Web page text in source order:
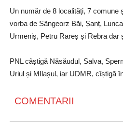
Un număr de 8 localități, 7 comune
vorba de Sângeorz Băi, Șanț,
Urmeniș, Petru Rareș și Rebra dar
PNL câștigă Năsăudul, Salva,
Uriul și MIlașul, iar UDMR, cîștigă
COMENTARII